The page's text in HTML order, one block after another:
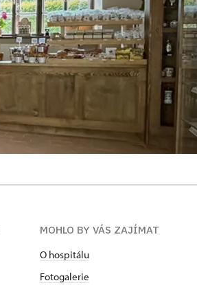
MOHLO BY VÁS ZAJÍMAT
O hospitálu
Fotogalerie